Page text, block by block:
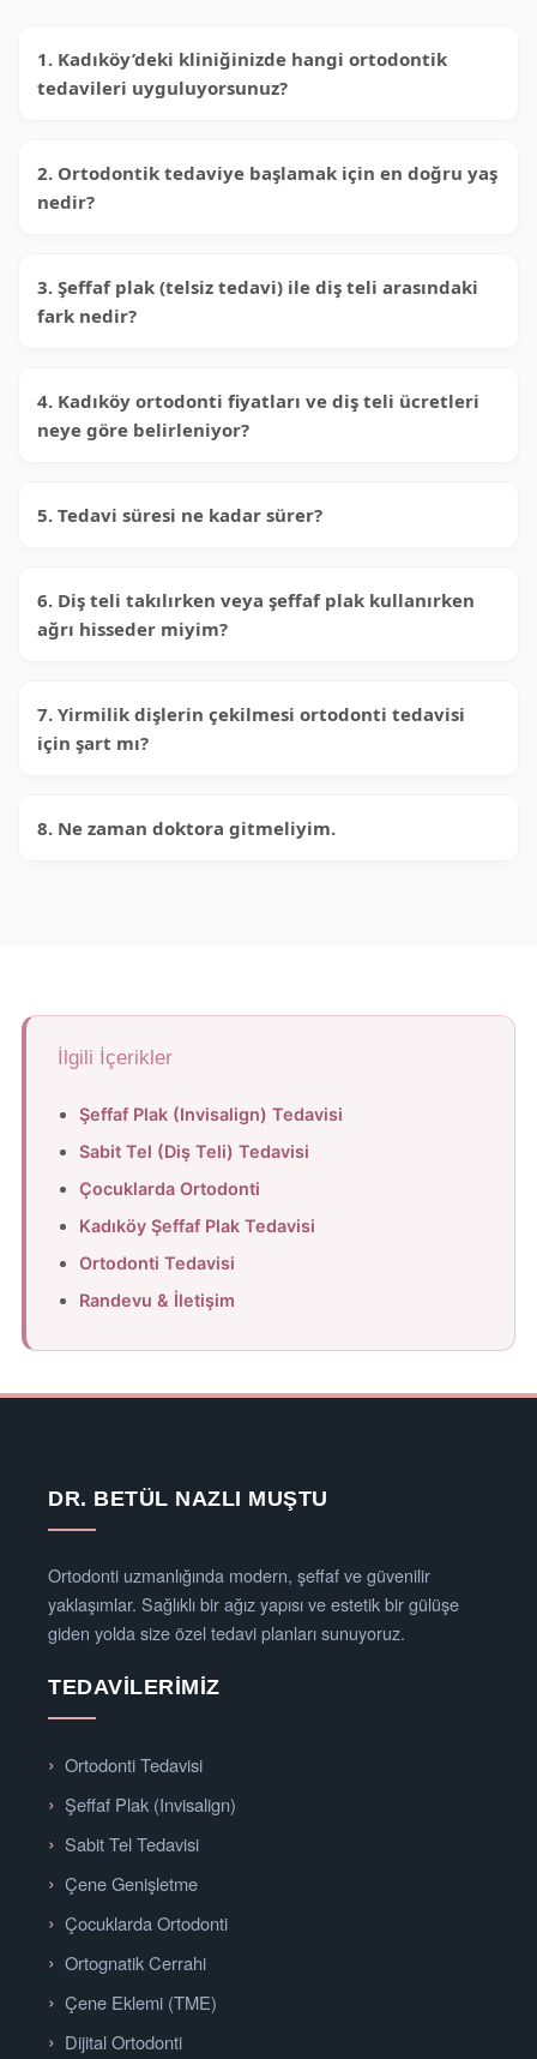
1. Kadıköy’deki kliniğinizde hangi ortodontik
tedavileri uyguluyorsunuz?
2. Ortodontik tedaviye başlamak için en doğru yaş
nedir?
3. Şeffaf plak (telsiz tedavi) ile diş teli arasındaki
fark nedir?
4. Kadıköy ortodonti fiyatları ve diş teli ücretleri
neye göre belirleniyor?
5. Tedavi süresi ne kadar sürer?
6. Diş teli takılırken veya şeffaf plak kullanırken
ağrı hisseder miyim?
7. Yirmilik dişlerin çekilmesi ortodonti tedavisi
için şart mı?
8. Ne zaman doktora gitmeliyim.
İlgili İçerikler
Şeffaf Plak (Invisalign) Tedavisi
Sabit Tel (Diş Teli) Tedavisi
Çocuklarda Ortodonti
Kadıköy Şeffaf Plak Tedavisi
Ortodonti Tedavisi
Randevu & İletişim
DR. BETÜL NAZLI MUŞTU
Ortodonti uzmanlığında modern, şeffaf ve güvenilir
yaklaşımlar. Sağlıklı bir ağız yapısı ve estetik bir gülüşe
giden yolda size özel tedavi planları sunuyoruz.
TEDAVILERIMIZ
Ortodonti Tedavisi
Şeffaf Plak (Invisalign)
Sabit Tel Tedavisi
Çene Genişletme
Çocuklarda Ortodonti
Ortognatik Cerrahi
Çene Eklemi (TME)
Dijital Ortodonti